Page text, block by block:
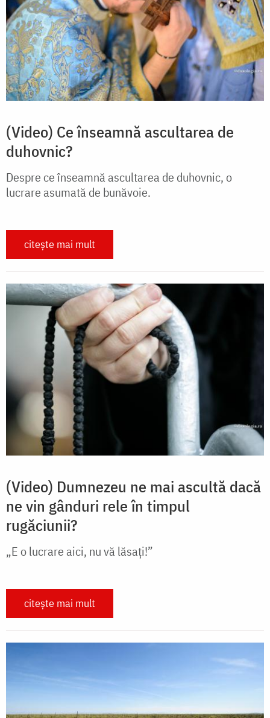
(Video) Ce înseamnă ascultarea de
duhovnic?
Despre ce înseamnă ascultarea de duhovnic, o
lucrare asumată de bunăvoie.
citește mai mult
(Video) Dumnezeu ne mai ascultă dacă
ne vin gânduri rele în timpul
rugăciunii?
„E o lucrare aici, nu vă lăsați!”
citește mai mult